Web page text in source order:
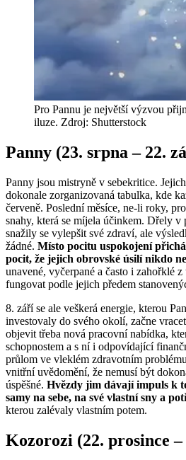
Pro Pannu je největší výzvou
iluze. Zdroj: Shutterstock
Panny (23. srpna – 22.
Panny jsou mistryně v sebekritice.
dokonale zorganizovaná tabulka, kde
červeně. Poslední měsíce, ne-li roky,
snahy, která se míjela účinkem. Dřely v
snažily se vylepšit své zdraví, ale
žádné. Místo pocitu uspokojení
pocit, že jejich obrovské úsilí nikdo
unavené, vyčerpané a často i zahořklé
fungovat podle jejich předem
8. září se ale veškerá energie, kterou
investovaly do svého okolí, začne
objevit třeba nová pracovní nabídka,
schopnostem a s ní i odpovídající
průlom ve vleklém zdravotním
vnitřní uvědomění, že nemusí být
úspěšné. Hvězdy jim dávají impuls k
samy na sebe, na své vlastní sny a
kterou zalévaly vlastním potem.
Kozorozi (22. prosince –